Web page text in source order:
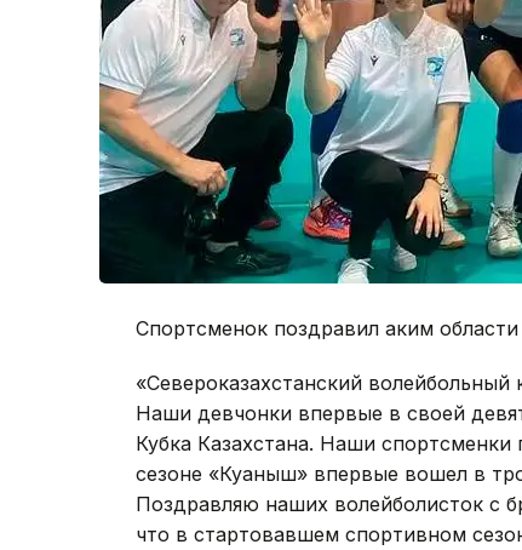
Спортсменок поздравил аким
«Североказахстанский
Наши девчонки впервые в своей
Кубка Казахстана. Наши
сезоне «Куаныш» впервые вошел в
Поздравляю наших волейболисток с
что в стартовавшем спортивном